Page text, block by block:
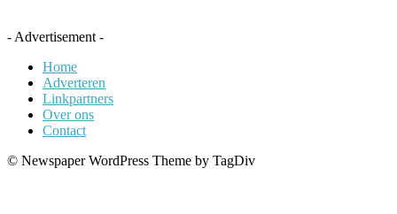
- Advertisement -
Home
Adverteren
Linkpartners
Over ons
Contact
© Newspaper WordPress Theme by TagDiv